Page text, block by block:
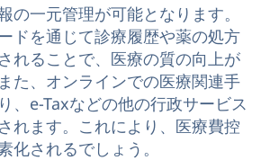
の一元管理が可能となります。
ドを通じて診療履歴や薬の処方
れることで、医療の質の向上が
た、オンラインでの医療関連手
、e-Taxなどの他の行政サービス
れます。これにより、医療費控
化されるでしょう。